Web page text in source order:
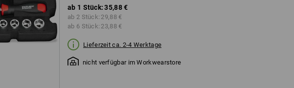
ab 1 Stück: 35,88 €
ab 2 Stück: 29,88 €
ab 6 Stück: 23,88 €
Lieferzeit ca. 2-4 Werktage
nicht verfügbar im Workwearstore